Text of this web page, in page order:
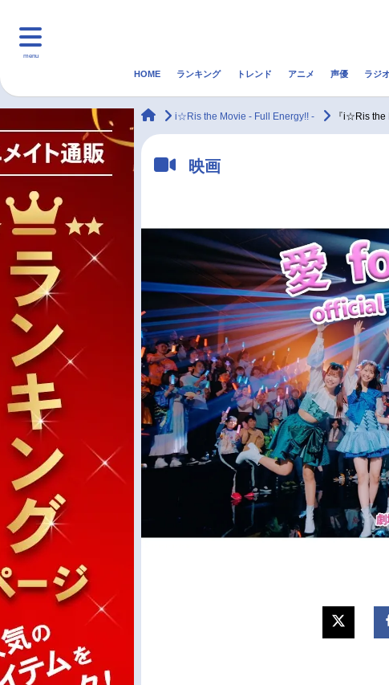
menu
マンガ・ラノベ ゲーム・アプリ
アニメ記事一覧
声優記事一覧
HOME ランキング トレンド アニメ 声優 ラジ
animateTimes
i☆Ris the Movie - Full Energy!! - 『i☆Ris the
映画